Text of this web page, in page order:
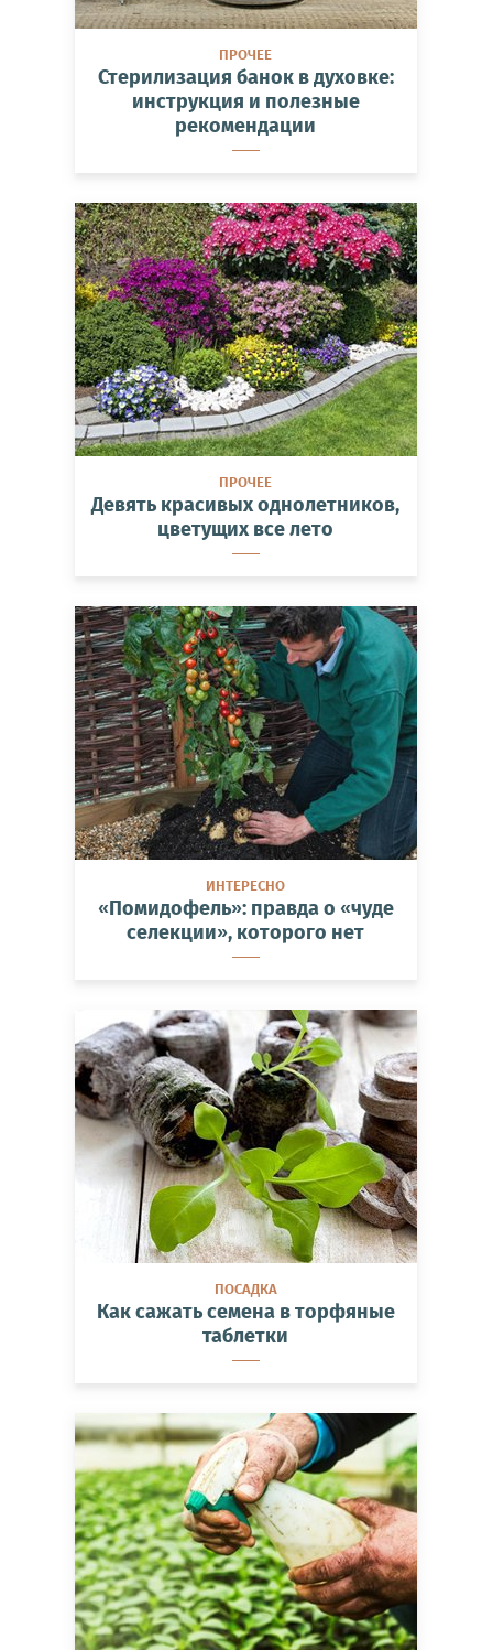
ПРОЧЕЕ
Стерилизация банок в духовке:
инструкция и полезные
рекомендации
ПРОЧЕЕ
Девять красивых однолетников,
цветущих все лето
ИНТЕРЕСНО
«Помидофель»: правда о «чуде
селекции», которого нет
ПОСАДКА
Как сажать семена в торфяные
таблетки